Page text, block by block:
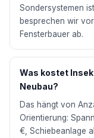
Sondersystemen
besprechen wir
Fensterbauer ab.
Was kostet
Neubau?
Das hängt von
Orientierung:
€, Schiebeanlage